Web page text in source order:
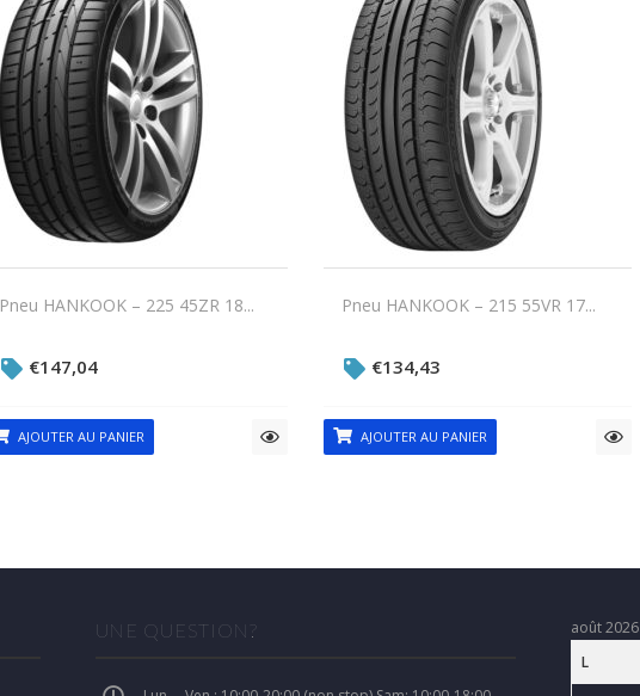
Pneu HANKOOK – 225 45ZR 18...
€147,04
AJOUTER AU PANIER
Pneu HANKOOK – 215 55VR 17...
€134,43
AJOUTER AU PANIER
UNE QUESTION?
août 2026
L